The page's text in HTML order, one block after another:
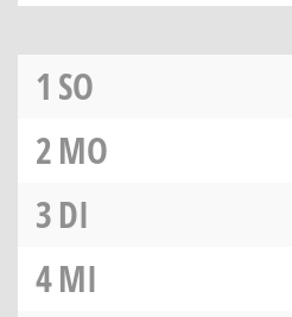
1 SO
2MO
3DI
4MI